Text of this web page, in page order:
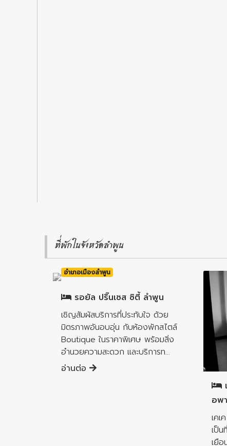
ที่พักในจังหวัดลำพูน
อำเภอเมืองลำพูน
รอยัล ปริ๊นเซส ซิตี้ ลำพูน
เชิญสัมผัสบริการที่ประทับใจ ด้วย
มิตรภาพอันอบอุ่น กับห้องพักสไตล์
Boutique ในราคาพิเศษ พร้อมสิ่ง
อำนวยความสะดวก และบริการท...
อ่านต่อ
อำ
อพ
เคเ
เป็
เยื